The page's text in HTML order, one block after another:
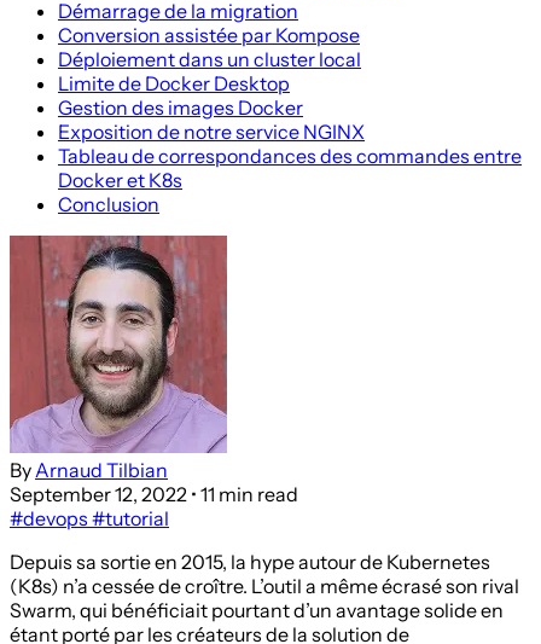
Démarrage de la migration
Conversion assistée par Kompose
Déploiement dans un cluster local
Limite de Docker Desktop
Gestion des images Docker
Exposition de notre service NGINX
Tableau de correspondances des commandes entre
Docker et K8s
Conclusion
By Arnaud Tilbian
September 12, 2022 • 11 min read
#devops #tutorial
Depuis sa sortie en 2015, la hype autour de Kubernetes
(K8s) n’a cessée de croître. L’outil a même écrasé son rival
Swarm, qui bénéficiait pourtant d’un avantage solide en
étant porté par les créateurs de la solution de